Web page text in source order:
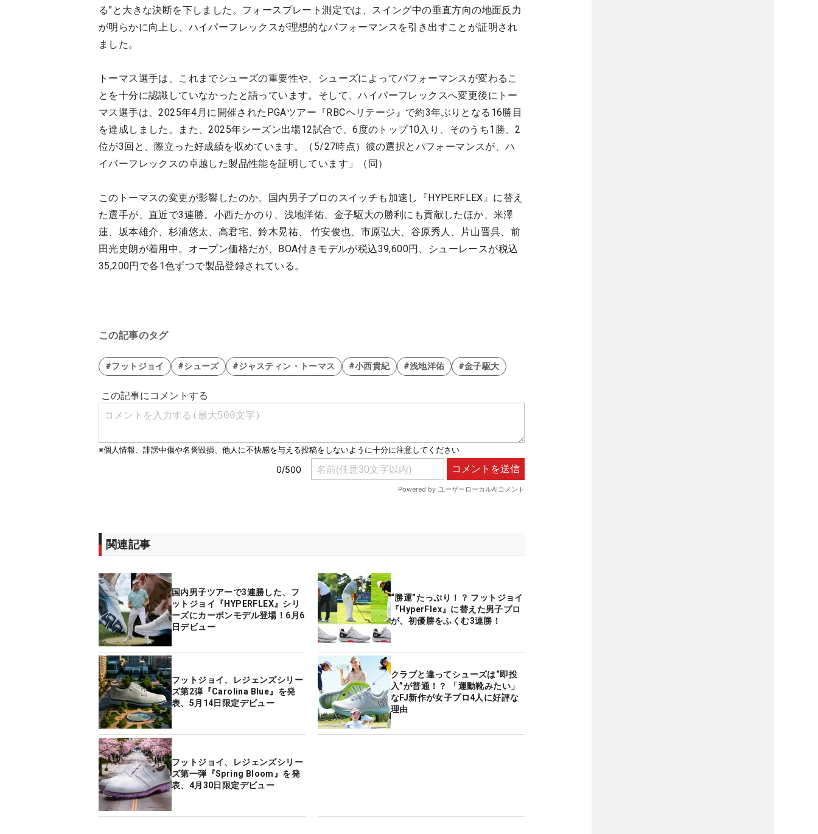
る”と大きな決断を下しました。フォースプレート測定では、スイング中の垂直方向の地面反力
が明らかに向上し、ハイパーフレックスが理想的なパフォーマンスを引き出すことが証明され
ました。
トーマス選手は、これまでシューズの重要性や、シューズによってパフォーマンスが変わるこ
とを十分に認識していなかったと語っています。そして、ハイパーフレックスへ変更後にトー
マス選手は、2025年4月に開催されたPGAツアー『RBCヘリテージ』で約3年ぶりとなる16勝目
を達成しました。また、2025年シーズン出場12試合で、6度のトップ10入り、そのうち1勝、2
位が3回と、際立った好成績を収めています。（5/27時点）彼の選択とパフォーマンスが、ハ
イパーフレックスの卓越した製品性能を証明しています」（同）
このトーマスの変更が影響したのか、国内男子プロのスイッチも加速し『HYPERFLEX』に替え
た選手が、直近で3連勝。小西たかのり、浅地洋佑、金子駆大の勝利にも貢献したほか、米澤
蓮、坂本雄介、杉浦悠太、高君宅、鈴木晃祐、 竹安俊也、市原弘大、谷原秀人、片山晋呉、前
田光史朗が着用中。オープン価格だが、BOA付きモデルが税込39,600円、シューレースが税込
35,200円で各1色ずつで製品登録されている。
この記事のタグ
#フットジョイ #シューズ #ジャスティン・トーマス #小西貴紀 #浅地洋佑 #金子駆大
関連記事
国内男子ツアーで3連勝した、フ
ットジョイ『HYPERFLEX』シリ
ーズにカーボンモデル登場！6月6
日デビュー
“勝運”たっぷり！？ フットジョイ
『HyperFlex』に替えた男子プロ
が、初優勝をふくむ3連勝！
フットジョイ、レジェンズシリー
ズ第2弾『Carolina Blue』を発
表、5月14日限定デビュー
クラブと違ってシューズは“即投
入”が普通！？ 「運動靴みたい」
なFJ新作が女子プロ4人に好評な
理由
フットジョイ、レジェンズシリー
ズ第一弾『Spring Bloom』を発
表、4月30日限定デビュー